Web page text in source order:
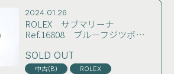
2024.01.26
ROLEX サブマリーナ
Ref.16808 ブルーフジツボダ
垢 おそらく84～85年製 コン
ディション良好 雰囲気良し
SOLD OUT
中古(B) ROLEX